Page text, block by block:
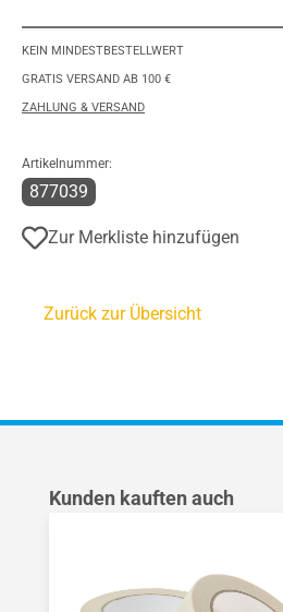
KEIN MINDESTBESTELLWERT
GRATIS VERSAND AB 100 €
ZAHLUNG & VERSAND
Artikelnummer:
877039
Zur Merkliste hinzufügen
Zurück zur Übersicht
Produktgalerie überspringen
Kunden kauften auch